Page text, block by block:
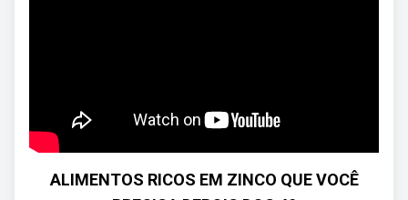
ALIMENTOS RICOS EM ZINCO QUE VOCÊ